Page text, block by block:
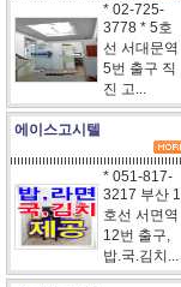
* 02-725-
3778 * 5호
선 서대문역
5번 출구 직
진 고...
에이스고시텔
* 051-817-
3217 부산 1
호선 서면역
12번 출구,
밥.국.김치...